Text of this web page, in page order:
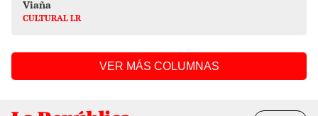
Viaña
CULTURAL LR
VER MÁS COLUMNAS